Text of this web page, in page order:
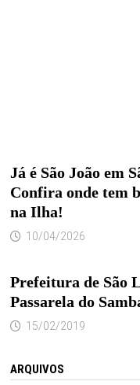
Já é São João em
Confira onde tem
na Ilha!
10/04/2026
Prefeitura de São
Passarela do
15/02/2019
ARQUIVOS